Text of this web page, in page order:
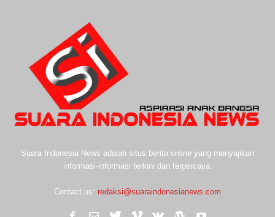
Suara Indonesia News adalah situs berita online yang menyajikan
informasi-informasi terkini dan terpercaya.
Contact us: redaksi@suaraindonesianews.com